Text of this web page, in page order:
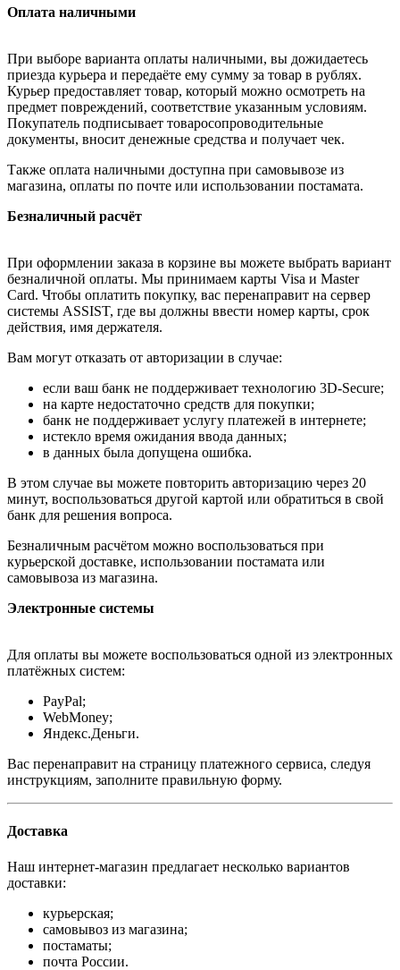
Оплата наличными
При выборе варианта оплаты наличными, вы дожидаетесь
приезда курьера и передаёте ему сумму за товар в рублях.
Курьер предоставляет товар, который можно осмотреть на
предмет повреждений, соответствие указанным условиям.
Покупатель подписывает товаросопроводительные
документы, вносит денежные средства и получает чек.
Также оплата наличными доступна при самовывозе из
магазина, оплаты по почте или использовании постамата.
Безналичный расчёт
При оформлении заказа в корзине вы можете выбрать вариант
безналичной оплаты. Мы принимаем карты Visa и Master
Card. Чтобы оплатить покупку, вас перенаправит на сервер
системы ASSIST, где вы должны ввести номер карты, срок
действия, имя держателя.
Вам могут отказать от авторизации в случае:
если ваш банк не поддерживает технологию 3D-Secure;
на карте недостаточно средств для покупки;
банк не поддерживает услугу платежей в интернете;
истекло время ожидания ввода данных;
в данных была допущена ошибка.
В этом случае вы можете повторить авторизацию через 20
минут, воспользоваться другой картой или обратиться в свой
банк для решения вопроса.
Безналичным расчётом можно воспользоваться при
курьерской доставке, использовании постамата или
самовывоза из магазина.
Электронные системы
Для оплаты вы можете воспользоваться одной из электронных
платёжных систем:
PayPal;
WebMoney;
Яндекс.Деньги.
Вас перенаправит на страницу платежного сервиса, следуя
инструкциям, заполните правильную форму.
Доставка
Наш интернет-магазин предлагает несколько вариантов
доставки:
курьерская;
самовывоз из магазина;
постаматы;
почта России.